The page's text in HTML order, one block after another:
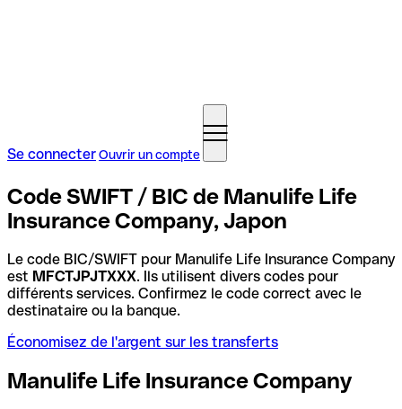
Se connecterOuvrir un compte
Code SWIFT / BIC de Manulife Life
Insurance Company, Japon
Le code BIC/SWIFT pour Manulife Life Insurance Company
est MFCTJPJTXXX. Ils utilisent divers codes pour
différents services. Confirmez le code correct avec le
destinataire ou la banque.
Économisez de l'argent sur les transferts
Manulife Life Insurance Company